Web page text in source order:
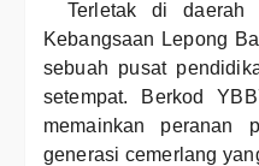
Terletak di daerah
Kebangsaan Lepong
sebuah pusat
setempat. Berkod
memainkan peranan
generasi cemerlang